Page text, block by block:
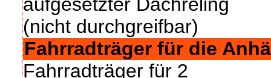
(nicht durchgreifbar)
Fahrradträger für die
Fahrradträger für 2